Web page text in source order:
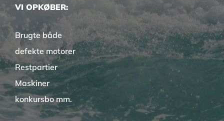
VI OPKØBER:
Brugte både
defekte motorer
Restpartier
Maskiner
konkursbo mm.